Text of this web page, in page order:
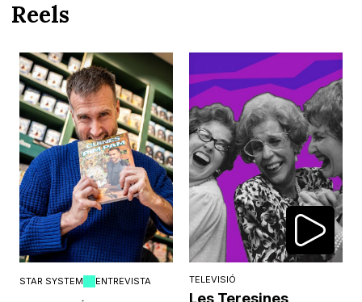
Reels
STAR SYSTEM ENTREVISTA TELEVISIÓ
Les Teresines